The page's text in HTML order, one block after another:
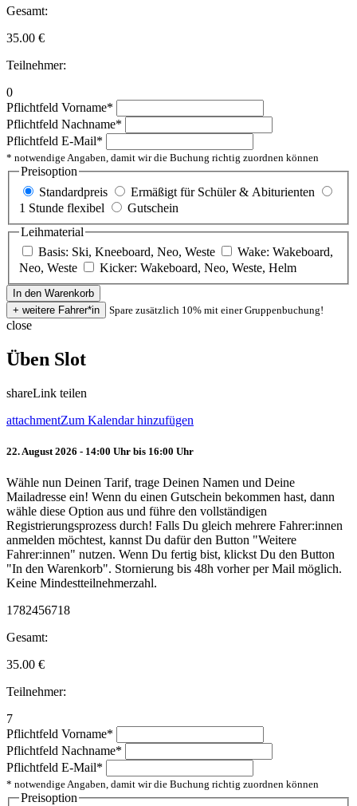
Gesamt:
35.00 €
Teilnehmer:
0
Pflichtfeld Vorname*
Pflichtfeld Nachname*
Pflichtfeld E-Mail*
* notwendige Angaben, damit wir die Buchung richtig zuordnen können
Preisoption
Standardpreis
Ermäßigt für Schüler & Abiturienten
1 Stunde flexibel
Gutschein
Leihmaterial
Basis: Ski, Kneeboard, Neo, Weste
Wake: Wakeboard,
Neo, Weste
Kicker: Wakeboard, Neo, Weste, Helm
Spare zusätzlich 10% mit einer Gruppenbuchung!
close
Üben Slot
shareLink teilen
attachmentZum Kalendar hinzufügen
22. August 2026 - 14:00 Uhr bis 16:00 Uhr
Wähle nun Deinen Tarif, trage Deinen Namen und Deine
Mailadresse ein! Wenn du einen Gutschein bekommen hast, dann
wähle diese Option aus und führe den vollständigen
Registrierungsprozess durch! Falls Du gleich mehrere Fahrer:innen
anmelden möchtest, kannst Du dafür den Button "Weitere
Fahrer:innen" nutzen. Wenn Du fertig bist, klickst Du den Button
"In den Warenkorb". Stornierung bis 48h vorher per Mail möglich.
Keine Mindestteilnehmerzahl.
1782456718
Gesamt:
35.00 €
Teilnehmer:
7
Pflichtfeld Vorname*
Pflichtfeld Nachname*
Pflichtfeld E-Mail*
* notwendige Angaben, damit wir die Buchung richtig zuordnen können
Preisoption